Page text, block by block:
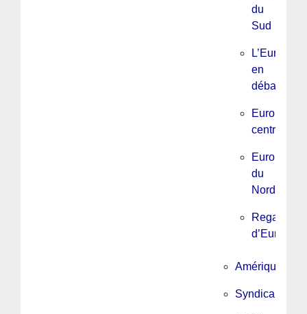
du
Sud
L’Europe
en
débats
Europe
centrale
Europe
du
Nord
Regards
d’Europe
Amérique
Syndicalisme